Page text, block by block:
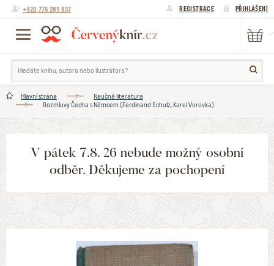
+420 775 281 837 REGISTRACE PŘIHLÁŠENÍ
Hlavní strana
Naučná literatura
Rozmluvy Čecha s Němcem (Ferdinand Schulz, Karel Vorovka)
V pátek 7.8. 26 nebude možný osobní
odběr. Děkujeme za pochopení